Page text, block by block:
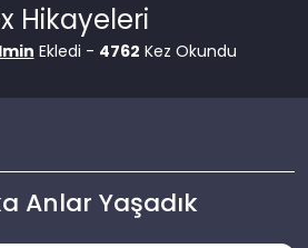
Hikayeleri
Ekledi - 4762 Kez Okundu
Anlar Yaşadık